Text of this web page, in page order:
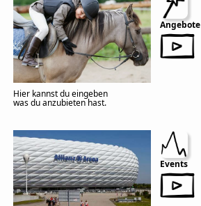
Angebote
Hier kannst du eingeben
was du anzubieten hast.
Events